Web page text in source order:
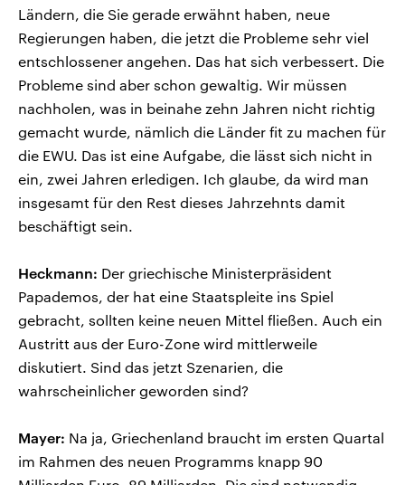
Ländern, die Sie gerade erwähnt haben, neue
Regierungen haben, die jetzt die Probleme sehr viel
entschlossener angehen. Das hat sich verbessert. Die
Probleme sind aber schon gewaltig. Wir müssen
nachholen, was in beinahe zehn Jahren nicht richtig
gemacht wurde, nämlich die Länder fit zu machen für
die EWU. Das ist eine Aufgabe, die lässt sich nicht in
ein, zwei Jahren erledigen. Ich glaube, da wird man
insgesamt für den Rest dieses Jahrzehnts damit
beschäftigt sein.
Heckmann: Der griechische Ministerpräsident
Papademos, der hat eine Staatspleite ins Spiel
gebracht, sollten keine neuen Mittel fließen. Auch ein
Austritt aus der Euro-Zone wird mittlerweile
diskutiert. Sind das jetzt Szenarien, die
wahrscheinlicher geworden sind?
Mayer: Na ja, Griechenland braucht im ersten Quartal
im Rahmen des neuen Programms knapp 90